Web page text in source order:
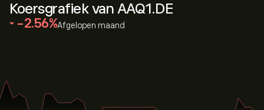
Koersgrafiek van AAQ1.DE
‎-2.56‎ Afgelopen maand